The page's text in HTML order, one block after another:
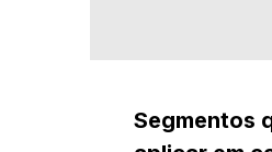
Segmentos